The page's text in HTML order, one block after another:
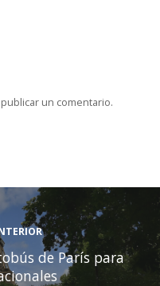
un comentario.
de París para